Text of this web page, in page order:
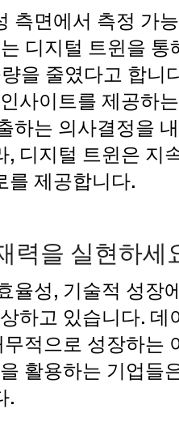
측면에서 측정 가
디지털 트윈을
을 줄였다고 합니
사이트를 제공하
하는 의사결정을
디지털 트윈은 지
를 제공합니다.
력을 실현하세
율성, 기술적 성장
하고 있습니다.
적으로 성장하는
활용하는 기업들
.